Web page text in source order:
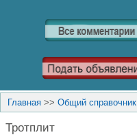
Главная >> Общий справочник
Тротплит